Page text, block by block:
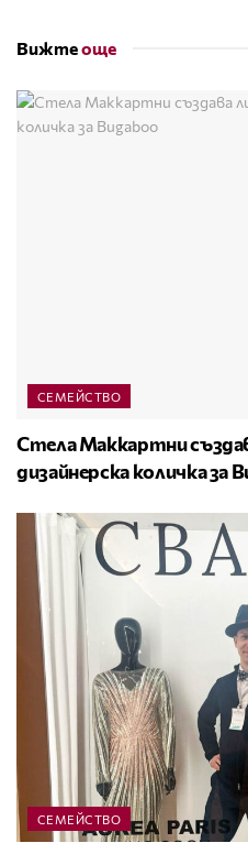
Вижтеоще
СЕМЕЙСТВО
Стела Маккартни
дизайнерска количка за
СЕМЕЙСТВО